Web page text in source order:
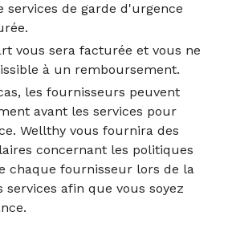
services de garde d'urgence
vous sera facturée et vous ne
à un remboursement.
les fournisseurs peuvent
avant les services pour
Wellthy vous fournira des
concernant les politiques
chaque fournisseur lors de la
services afin que vous soyez